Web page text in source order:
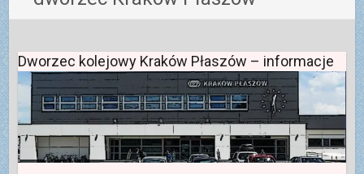
t
e
n
t
Dworzec kolejowy Kraków Płaszów – informacje